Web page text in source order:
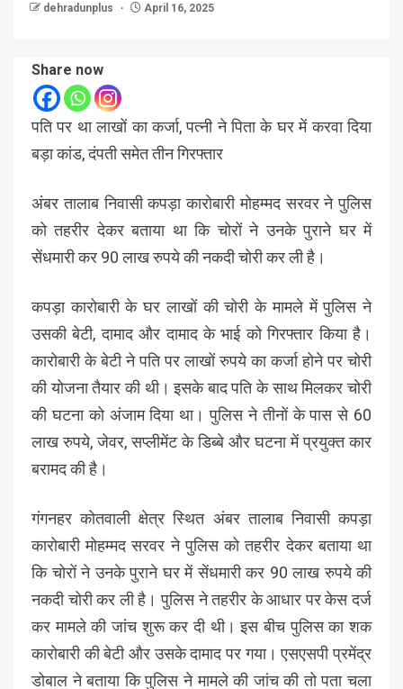
dehradunplus April 16, 2025
Share now
पति पर था लाखों का कर्जा, पत्नी ने पिता के घर में करवा दिया
बड़ा कांड, दंपती समेत तीन गिरफ्तार
अंबर तालाब निवासी कपड़ा कारोबारी मोहम्मद सरवर ने पुलिस
को तहरीर देकर बताया था कि चोरों ने उनके पुराने घर में
सेंधमारी कर 90 लाख रुपये की नकदी चोरी कर ली है।
कपड़ा कारोबारी के घर लाखों की चोरी के मामले में पुलिस ने
उसकी बेटी, दामाद और दामाद के भाई को गिरफ्तार किया है।
कारोबारी के बेटी ने पति पर लाखों रुपये का कर्जा होने पर चोरी
की योजना तैयार की थी। इसके बाद पति के साथ मिलकर चोरी
की घटना को अंजाम दिया था। पुलिस ने तीनों के पास से 60
लाख रुपये, जेवर, सप्लीमेंट के डिब्बे और घटना में प्रयुक्त कार
बरामद की है।
गंगनहर कोतवाली क्षेत्र स्थित अंबर तालाब निवासी कपड़ा
कारोबारी मोहम्मद सरवर ने पुलिस को तहरीर देकर बताया था
कि चोरों ने उनके पुराने घर में सेंधमारी कर 90 लाख रुपये की
नकदी चोरी कर ली है। पुलिस ने तहरीर के आधार पर केस दर्ज
कर मामले की जांच शुरू कर दी थी। इस बीच पुलिस का शक
कारोबारी की बेटी और उसके दामाद पर गया। एसएसपी प्रमेंद्र
डोबाल ने बताया कि पुलिस ने मामले की जांच की तो पता चला